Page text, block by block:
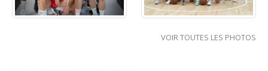
VOIR TOUTES LES PHOTOS